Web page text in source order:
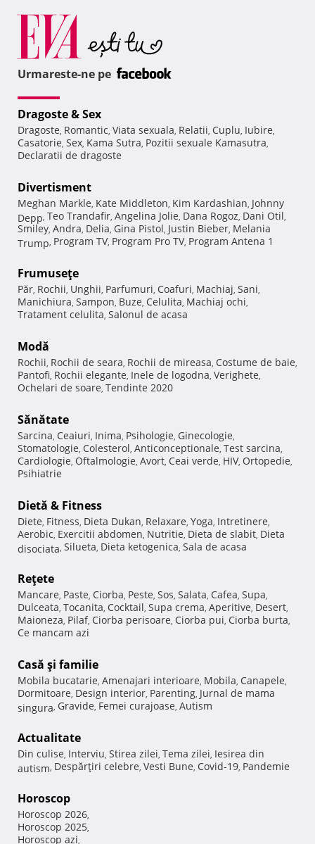
Urmareste-ne pe
Dragoste & Sex
Dragoste, Romantic, Viata sexuala, Relatii, Cuplu, Iubire,
Casatorie, Sex, Kama Sutra, Pozitii sexuale Kamasutra,
Declaratii de dragoste
Divertisment
Meghan Markle, Kate Middleton, Kim Kardashian, Johnny
Depp, Teo Trandafir, Angelina Jolie, Dana Rogoz, Dani Otil,
Smiley, Andra, Delia, Gina Pistol, Justin Bieber, Melania
Trump, Program TV, Program Pro TV, Program Antena 1
Frumuseţe
Păr, Rochii, Unghii, Parfumuri, Coafuri, Machiaj, Sani,
Manichiura, Sampon, Buze, Celulita, Machiaj ochi,
Tratament celulita, Salonul de acasa
Modă
Rochii, Rochii de seara, Rochii de mireasa, Costume de baie,
Pantofi, Rochii elegante, Inele de logodna, Verighete,
Ochelari de soare, Tendinte 2020
Sănătate
Sarcina, Ceaiuri, Inima, Psihologie, Ginecologie,
Stomatologie, Colesterol, Anticonceptionale, Test sarcina,
Cardiologie, Oftalmologie, Avort, Ceai verde, HIV, Ortopedie,
Psihiatrie
Dietă & Fitness
Diete, Fitness, Dieta Dukan, Relaxare, Yoga, Intretinere,
Aerobic, Exercitii abdomen, Nutritie, Dieta de slabit, Dieta
disociata, Silueta, Dieta ketogenica, Sala de acasa
Reţete
Mancare, Paste, Ciorba, Peste, Sos, Salata, Cafea, Supa,
Dulceata, Tocanita, Cocktail, Supa crema, Aperitive, Desert,
Maioneza, Pilaf, Ciorba perisoare, Ciorba pui, Ciorba burta,
Ce mancam azi
Casă şi familie
Mobila bucatarie, Amenajari interioare, Mobila, Canapele,
Dormitoare, Design interior, Parenting, Jurnal de mama
singura, Gravide, Femei curajoase, Autism
Actualitate
Din culise, Interviu, Stirea zilei, Tema zilei, Iesirea din
autism, Despărţiri celebre, Vesti Bune, Covid-19, Pandemie
Horoscop
Horoscop 2026,
Horoscop 2025,
Horoscop azi,